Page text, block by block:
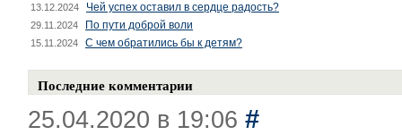
13.12.2024 Чей успех оставил в сердце радость?
29.11.2024 По пути доброй воли
15.11.2024 С чем обратились бы к детям?
Последние комментарии
25.04.2020 в 19:06 #